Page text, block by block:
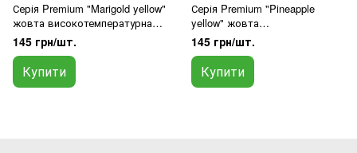
Серія Premium "Marigold yellow"
жовта високотемпературна
фарба - барвник для тканини
одягу, 30 г
145 грн/шт.
Купити
Серія Premium "Pineapple
yellow" жовта
високотемпературна фарба -
барвник для тканини одягу, 30
г
145 грн/шт.
Купити